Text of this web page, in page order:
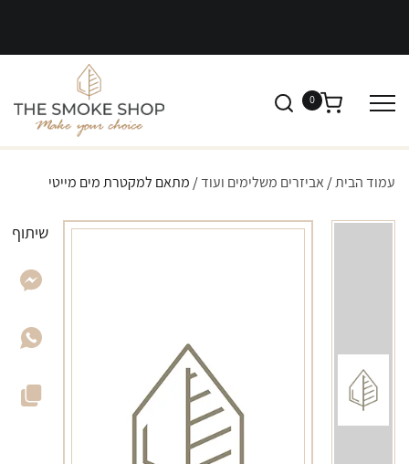
0
עמוד הבית/ אביזרים משלימים ועוד/ מתאם למקטרת מים מייטי
שיתוף